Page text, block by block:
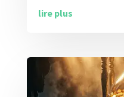
lire plus